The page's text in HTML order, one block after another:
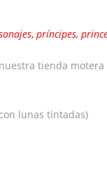
,príncipes,
tienda motera
lunas tintadas)